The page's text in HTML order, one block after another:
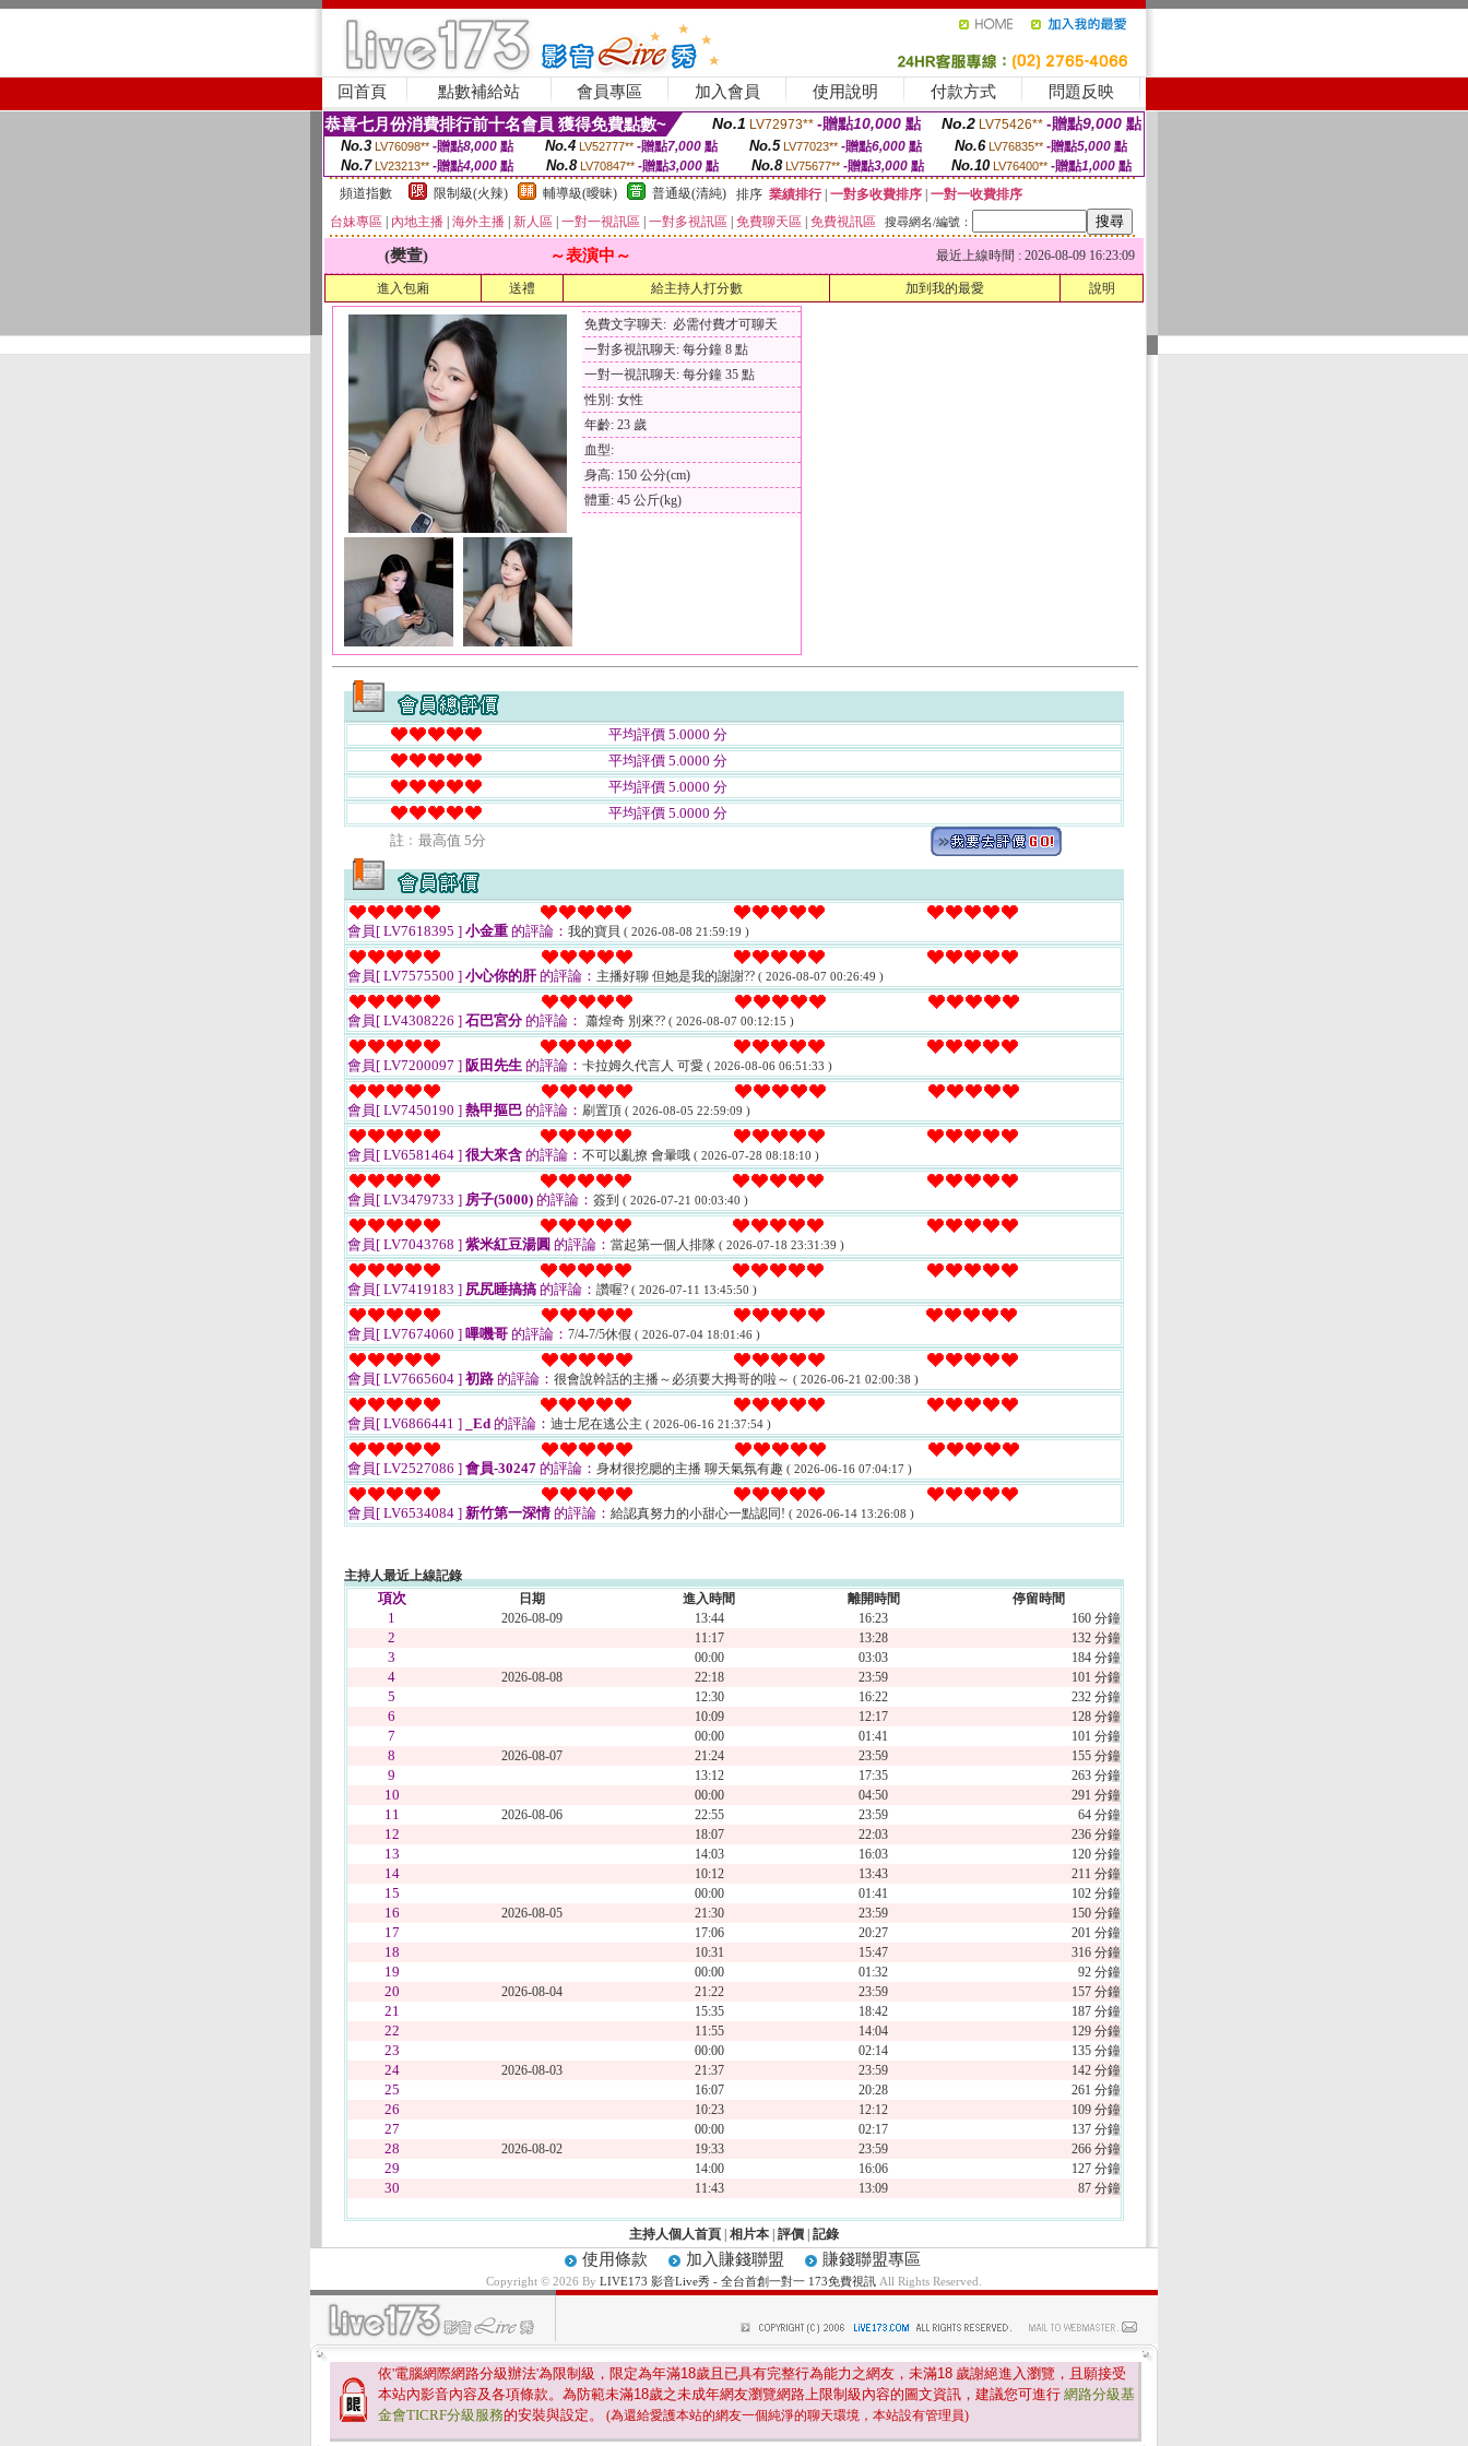
回首頁 點數補給站 會員專區 加入會員 使用說明 付款方式 問題反映
恭喜七月份消費排行前十名會員 獲得免費點數~ No.1 LV72973** -贈點10,000 點 No.2 LV75426** -贈點9,000 點
No.3 LV76098** -贈點8,000點 No.4 LV52777** -贈點7,000點 No.5 LV77023** -贈點6,000點 No.6 LV76835** -贈點5,000點
No.7 LV23213** -贈點4,000 點 No.8 LV70847** -贈點3,000 點 No.8 LV75677** -贈點3,000點 No.10 LV76400** -贈點1,000 點
頻道指數
限制級(火辣) 輔導級(曖昧) 普通級(清純) 排序 業績排行| 一對多收費排序 一對一收費排序
台妹專區
內地主播 海外主播 新人區 一對一視訊區 一對多視訊區 免費聊天區 免費視訊區 搜尋網名/編號：
(樊萱) ～表演中～ 最近上線時間 : 2026-08-09 16:23:09
進入包廂 送禮 給主持人打分數 加到我的最愛 說明
免費文字聊天: 必需付費才可聊天
一對多視訊聊天: 每分鐘 8 點
一對一視訊聊天: 每分鐘 35 點
性別: 女性
年齡: 23 歲
血型:
身高: 150 公分(cm)
體重: 45 公斤(kg)
平均評價 5.0000 分
平均評價 5.0000 分
平均評價 5.0000 分
平均評價 5.0000 分
註﹕最高值 5分
會員[ LV7618395 ] 小金重 的評論： 我的寶貝 ( 2026-08-08 21:59:19 )
會員[ LV7575500 ] 小心你的肝的評論： 主播好聊 但她是我的謝謝?? ( 2026-08-07 00:26:49 )
會員[ LV4308226 ] 石巴宮分的評論： 蕭煌奇 別來?? ( 2026-08-07 00:12:15 )
會員[ LV7200097 ] 阪田先生 的評論： 卡拉姆久代言人 可愛 ( 2026-08-06 06:51:33 )
會員[ LV7450190 ] 熱甲摳巴 的評論： 刷置頂 ( 2026-08-05 22:59:09 )
會員[ LV6581464 ] 很大來含 的評論： 不可以亂撩 會暈哦 ( 2026-07-28 08:18:10 )
會員[ LV3479733 ] 房子(5000) 的評論： 簽到 ( 2026-07-21 00:03:40 )
會員[ LV7043768 ] 紫米紅豆湯圓 的評論： 當起第一個人排隊 ( 2026-07-18 23:31:39 )
會員[ LV7419183 ] 尻尻睡搞搞 的評論： 讚喔? ( 2026-07-11 13:45:50 )
會員[ LV7674060 ] 嗶嘰哥 的評論： 7/4-7/5休假 ( 2026-07-04 18:01:46 )
會員[ LV7665604 ] 初路 的評論： 很會說幹話的主播～必須要大拇哥的啦～ ( 2026-06-21 02:00:38 )
會員[ LV6866441 ] _Ed 的評論： 迪士尼在逃公主 ( 2026-06-16 21:37:54 )
會員[ LV2527086 ] 會員-30247 的評論： 身材很挖腮的主播 聊天氣氛有趣 ( 2026-06-16 07:04:17 )
會員[ LV6534084 ] 新竹第一深情 的評論： 給認真努力的小甜心一點認同! ( 2026-06-14 13:26:08 )
主持人最近上線記錄
項次 日期 進入時間 離開時間 停留時間
1 2026-08-09 13:44 16:23 160 分鐘
2 11:17 13:28 132 分鐘
3 00:00 03:03 184 分鐘
4 2026-08-08 22:18 23:59 101 分鐘
5 12:30 16:22 232 分鐘
6 10:09 12:17 128 分鐘
7 00:00 01:41 101 分鐘
8 2026-08-07 21:24 23:59 155 分鐘
9 13:12 17:35 263 分鐘
10 00:00 04:50 291 分鐘
11 2026-08-06 22:55 23:59 64 分鐘
12 18:07 22:03 236 分鐘
13 14:03 16:03 120 分鐘
14 10:12 13:43 211 分鐘
15 00:00 01:41 102 分鐘
16 2026-08-05 21:30 23:59 150 分鐘
17 17:06 20:27 201 分鐘
18 10:31 15:47 316 分鐘
19 00:00 01:32 92 分鐘
20 2026-08-04 21:22 23:59 157 分鐘
21 15:35 18:42 187 分鐘
22 11:55 14:04 129 分鐘
23 00:00 02:14 135 分鐘
24 2026-08-03 21:37 23:59 142 分鐘
25 16:07 20:28 261 分鐘
26 10:23 12:12 109 分鐘
27 00:00 02:17 137 分鐘
28 2026-08-02 19:33 23:59 266 分鐘
29 14:00 16:06 127 分鐘
30 11:43 13:09 87 分鐘
主持人個人首頁 相片本 評價 記錄
使用條款 加入賺錢聯盟 賺錢聯盟專區
Copyright © 2026 By LIVE173 影音Live秀 - 全台首創一對一 173免費視訊 All Rights Reserved.
依'電腦網際網路分級辦法'為限制級，限定為年滿18歲且已具有完整行為能力之網友，未滿18 歲謝絕進入瀏覽，且願接受
本站內影音內容及各項條款。為防範未滿18歲之未成年網友瀏覽網路上限制級內容的圖文資訊，建議您可進行 網路分級基
金會TICRF分級服務的安裝與設定。 (為還給愛護本站的網友一個純淨的聊天環境，本站設有管理員)